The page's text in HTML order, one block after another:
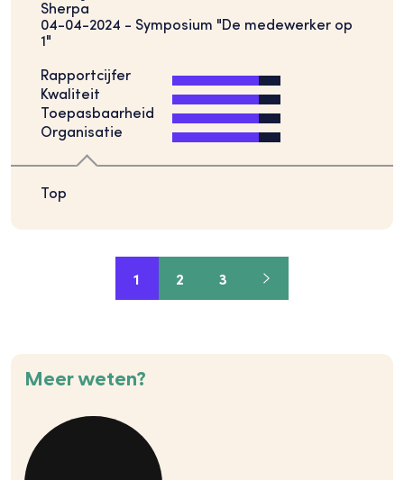
Sherpa
04-04-2024 - Symposium "De medewerker op
1"
Rapportcijfer
Kwaliteit
Toepasbaarheid
Organisatie
Top
1 2 3
Meer weten?